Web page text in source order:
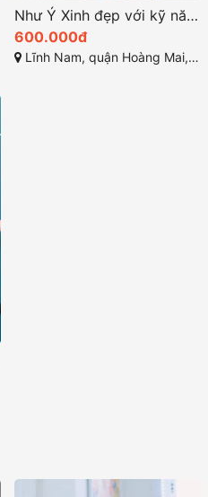
Như Ý Xinh đẹp với kỹ năng làm tình tuyệt vời
600.000đ
Lĩnh Nam, quận Hoàng Mai, Hà Nội, Việt Nam